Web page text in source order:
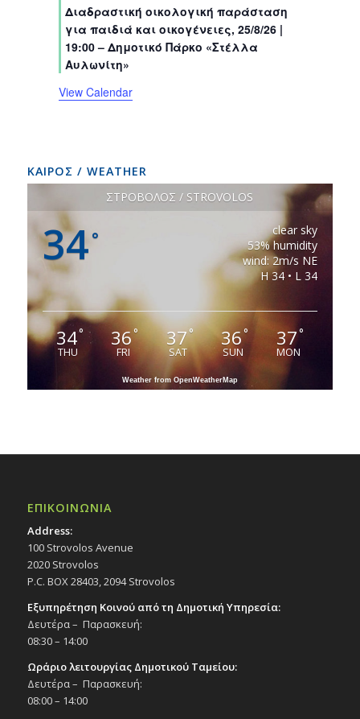
sssss
t
s
t
s
t
s
t
s
t
s
t
s
Διαδραστική οικολογική παράσταση
για παιδιά και οικογένειες, 25/8/26 |
19:00 – Δημοτικό Πάρκο «Στέλλα
Αυλωνίτη»
View Calendar
ΚΑΙΡΟΣ / WEATHER
ΣΤΡΟΒΟΛΟΣ / STROVOLOS
34°
clear sky
53% humidity
wind: 2m/s NE
H 34 • L 34
34°
THU
36°
FRI
37°
SAT
36°
SUN
37°
MON
Weather from OpenWeatherMap
ΕΠΙΚΟΙΝΩΝΙΑ
Address:
100 Strovolos Avenue
2020 Strovolos
P.C. BOX 28403, 2094 Strovolos
Εξυπηρέτηση Κοινού από τη Δημοτική Υπηρεσία:
Δευτέρα – Παρασκευή:
08:30 – 14:00
Ωράριο λειτουργίας Δημοτικού Ταμείου:
Δευτέρα – Παρασκευή:
08:00 – 14:00